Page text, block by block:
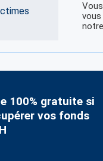
vous
100% gratuite si
vos fonds